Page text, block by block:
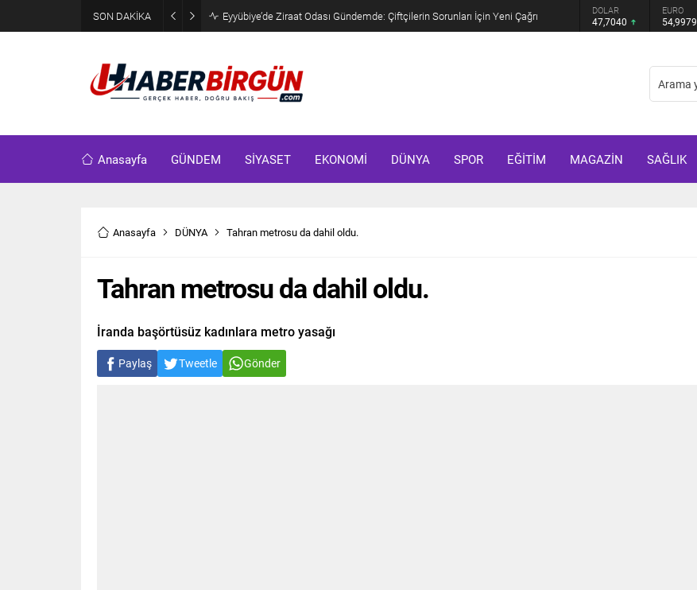
SON DAKİKA Eyyübiye’de Ziraat Odası Gündemde: Çiftçilerin Sorunları İçin Yeni ÇağrıGRAM ALTIN
6.587,65
DOLAR
47,7040
EURO
54,9979
Anasayfa GÜNDEM SİYASET EKONOMİ DÜNYA SPOR EĞİTİM MAGAZİN SAĞLIK
Anasayfa DÜNYA Tahran metrosu da dahil oldu.
Tahran metrosu da dahil oldu.
İranda başörtüsüz kadınlara metro yasağı
Paylaş Tweetle Gönder